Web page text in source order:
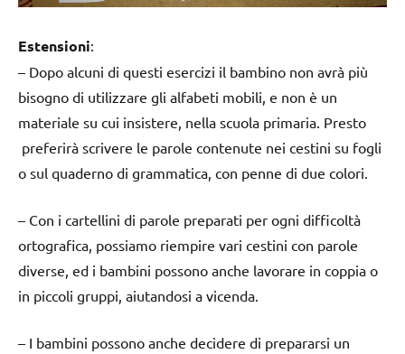
Estensioni:
– Dopo alcuni di questi esercizi il bambino non avrà più
bisogno di utilizzare gli alfabeti mobili, e non è un
materiale su cui insistere, nella scuola primaria. Presto
preferirà scrivere le parole contenute nei cestini su fogli
o sul quaderno di grammatica, con penne di due colori.
– Con i cartellini di parole preparati per ogni difficoltà
ortografica, possiamo riempire vari cestini con parole
diverse, ed i bambini possono anche lavorare in coppia o
in piccoli gruppi, aiutandosi a vicenda.
– I bambini possono anche decidere di prepararsi un